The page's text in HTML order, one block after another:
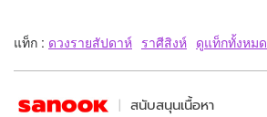
แท็ก : ดวงรายสัปดาห์ ราศีสิงห์ ดูแท็กทั้งหมด
สนับสนุนเนื้อหา